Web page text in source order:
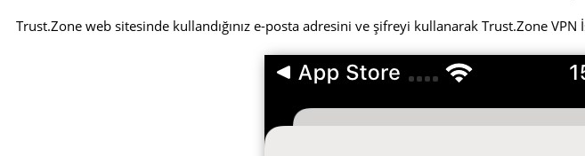
Trust.Zone web sitesinde kullandığınız e-posta adresini ve şifreyi kullanarak Trust.Zone VPN